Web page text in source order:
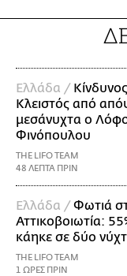
Ελλάδα /
Κλειστός από
μεσάνυχτα ο
Φινόπουλου
THE LIFO TEAM
48 ΛΕΠΤΑ ΠΡΙΝ
Ελλάδα /Φωτιά
Αττικοβοιωτία:
κάηκε σε δύο
THE LIFO TEAM
1 ΩΡΕΣ ΠΡΙΝ